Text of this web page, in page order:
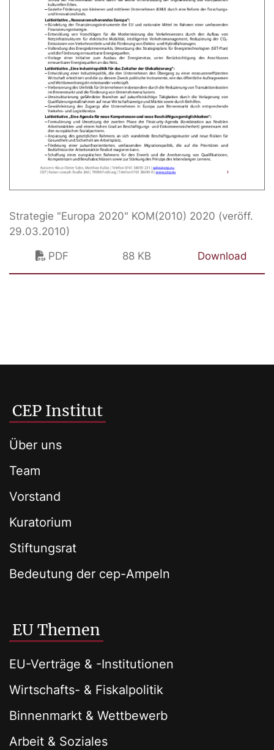
Strategie "Europa 2020" KOM(2010) 2020 (veröff.
29.03.2010)
PDF
88 KB Download
CEP Institut
Über uns
Team
Vorstand
Kuratorium
Stiftungsrat
Bedeutung der cep-Ampeln
EU Themen
EU-Verträge & -Institutionen
Wirtschafts- & Fiskalpolitik
Binnenmarkt & Wettbewerb
Arbeit & Soziales